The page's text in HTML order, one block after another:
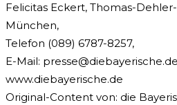
Felicitas Eckert, Thomas-
München,
Telefon (089) 6787-8257,
E-Mail: presse@diebayerische.de
www.diebayerische.de
Original-Content von: die